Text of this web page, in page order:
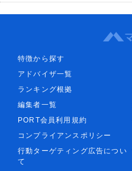
特徴から探す
アドバイザ一覧
ランキング根拠
編集者一覧
PORT会員利用規約
コンプライアンスポリシー
行動ターゲティング広告につい
て